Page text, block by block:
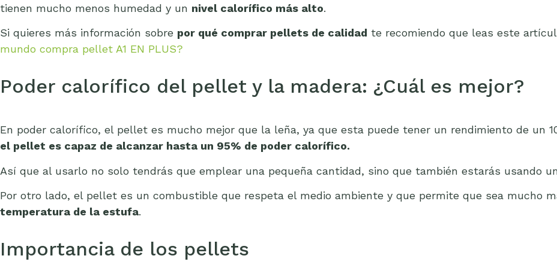
tienen mucho menos humedad y un nivel calorífico más alto.
Si quieres más información sobre por qué comprar pellets de calidad te recomiendo que leas este
mundo compra pellet A1 EN PLUS?
Poder calorífico del pellet y la madera: ¿Cuál es mejor?
En poder calorífico, el pellet es mucho mejor que la leña, ya que esta puede tener un rendimiento de un
el pellet es capaz de alcanzar hasta un 95% de poder calorífico.
Así que al usarlo no solo tendrás que emplear una pequeña cantidad, sino que también estarás usando
Por otro lado, el pellet es un combustible que respeta el medio ambiente y que permite que sea mucho
temperatura de la estufa.
Importancia de los pellets